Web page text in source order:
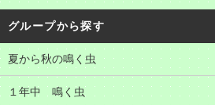
グループから探す
夏から秋の鳴く虫
１年中 鳴く虫